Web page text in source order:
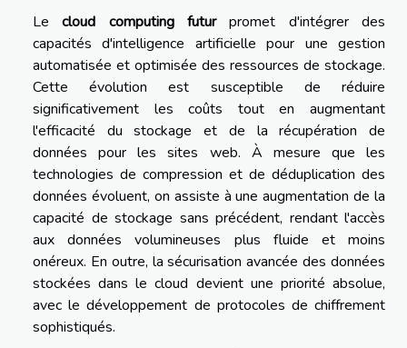
Lecloud computing futurpromet d'intégrer des
capacités d'intelligence artificielle pour une gestion
automatisée et optimisée des ressources de stockage.
Cette évolution est susceptible de réduire
significativement les coûts tout en augmentant
l'efficacité du stockage et de la récupération de
données pour les sites web. À mesure que les
technologies de compression et de déduplication des
données évoluent, on assiste à une augmentation de la
capacité de stockage sans précédent, rendant l'accès
aux données volumineuses plus fluide et moins
onéreux. En outre, la sécurisation avancée des données
stockées dans le cloud devient une priorité absolue,
avec le développement de protocoles de chiffrement
sophistiqués.